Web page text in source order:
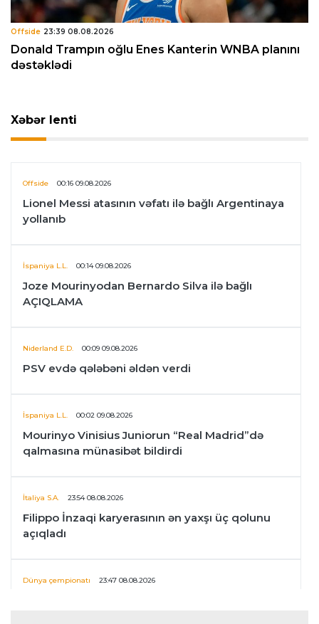
Offside 23:39 08.08.2026
Donald Trampın oğlu Enes Kanterin WNBA planını
dəstəklədi
Xəbər lenti
Offside 00:16 09.08.2026
Lionel Messi atasının vəfatı ilə bağlı Argentinaya
yollanıb
İspaniya L.L. 00:14 09.08.2026
Joze Mourinyodan Bernardo Silva ilə bağlı
AÇIQLAMA
Niderland E.D. 00:09 09.08.2026
PSV evdə qələbəni əldən verdi
İspaniya L.L. 00:02 09.08.2026
Mourinyo Vinisius Juniorun “Real Madrid”də
qalmasına münasibət bildirdi
İtaliya S.A. 23:54 08.08.2026
Filippo İnzaqi karyerasının ən yaxşı üç qolunu
açıqladı
Dünya çempionatı 23:47 08.08.2026